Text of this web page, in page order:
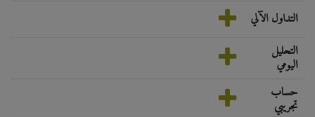
التداول الآلي
التحليل
اليومي
حساب
تجريبي